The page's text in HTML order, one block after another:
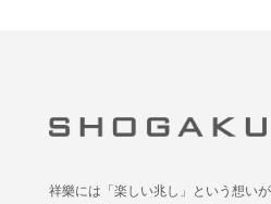
祥樂には「楽しい兆し」という想いが